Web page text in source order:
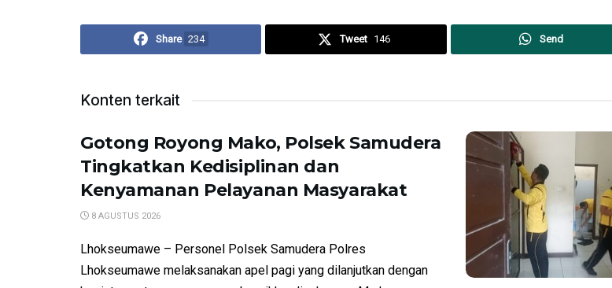
Share 234 Tweet 146 Send
Konten terkait
Gotong Royong Mako, Polsek Samudera
Tingkatkan Kedisiplinan dan
Kenyamanan Pelayanan Masyarakat
8 AGUSTUS 2026
Lhokseumawe – Personel Polsek Samudera Polres
Lhokseumawe melaksanakan apel pagi yang dilanjutkan dengan